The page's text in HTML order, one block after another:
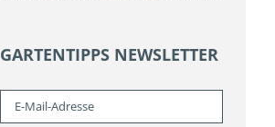
GARTENTIPPS NEWSLETTER